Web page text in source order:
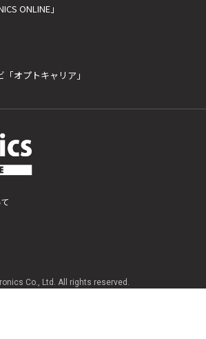
ONLINE」
オプトキャリア」
Co., Ltd. All rights reserved.